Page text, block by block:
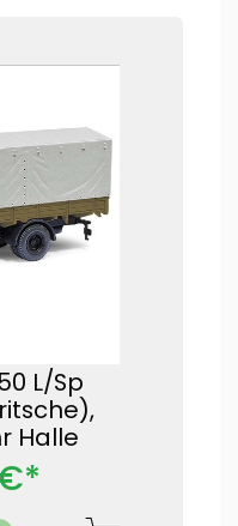
L/Sp
Halle